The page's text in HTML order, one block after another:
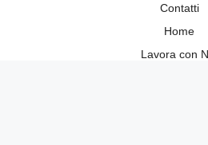
Contatti
Home
Lavora con